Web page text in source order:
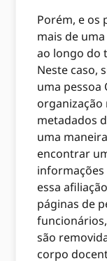
Porém, e os
mais de
ao longo do
Neste caso,
uma pessoa
organização
metadados
uma
encontrar
essa
páginas de
são
corpo